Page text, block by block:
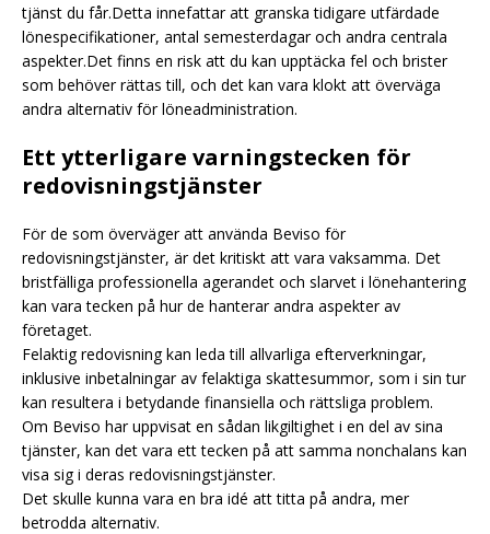
tjänst du får.Detta innefattar att granska tidigare utfärdade
lönespecifikationer, antal semesterdagar och andra centrala
aspekter.Det finns en risk att du kan upptäcka fel och brister
som behöver rättas till, och det kan vara klokt att överväga
andra alternativ för löneadministration.
Ett ytterligare varningstecken för
redovisningstjänster
För de som överväger att använda Beviso för
redovisningstjänster, är det kritiskt att vara vaksamma. Det
bristfälliga professionella agerandet och slarvet i lönehantering
kan vara tecken på hur de hanterar andra aspekter av
företaget.
Felaktig redovisning kan leda till allvarliga efterverkningar,
inklusive inbetalningar av felaktiga skattesummor, som i sin tur
kan resultera i betydande finansiella och rättsliga problem.
Om Beviso har uppvisat en sådan likgiltighet i en del av sina
tjänster, kan det vara ett tecken på att samma nonchalans kan
visa sig i deras redovisningstjänster.
Det skulle kunna vara en bra idé att titta på andra, mer
betrodda alternativ.